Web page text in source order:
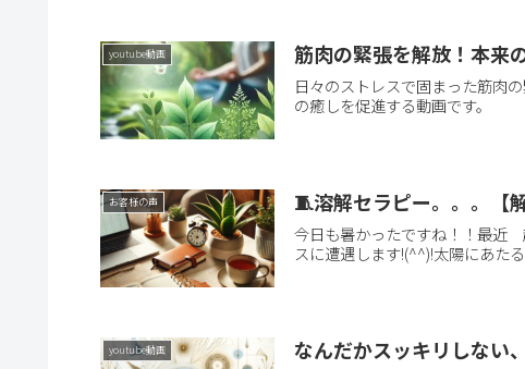
youtube動画 筋肉の緊張を解放！本来
日々のストレスで固まった筋肉
の癒しを促進する動画です。
お客様の声 🧵溶解セラピー。。。【
今日も暑かったですね！！最
スに遭遇します!(^^)!太陽にあ
youtube動画 なんだかスッキリしない